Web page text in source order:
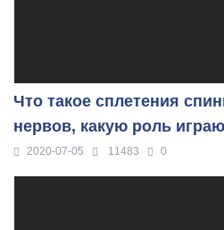
Что такое сплетения
нервов, какую роль
2020-07-05 11483 0